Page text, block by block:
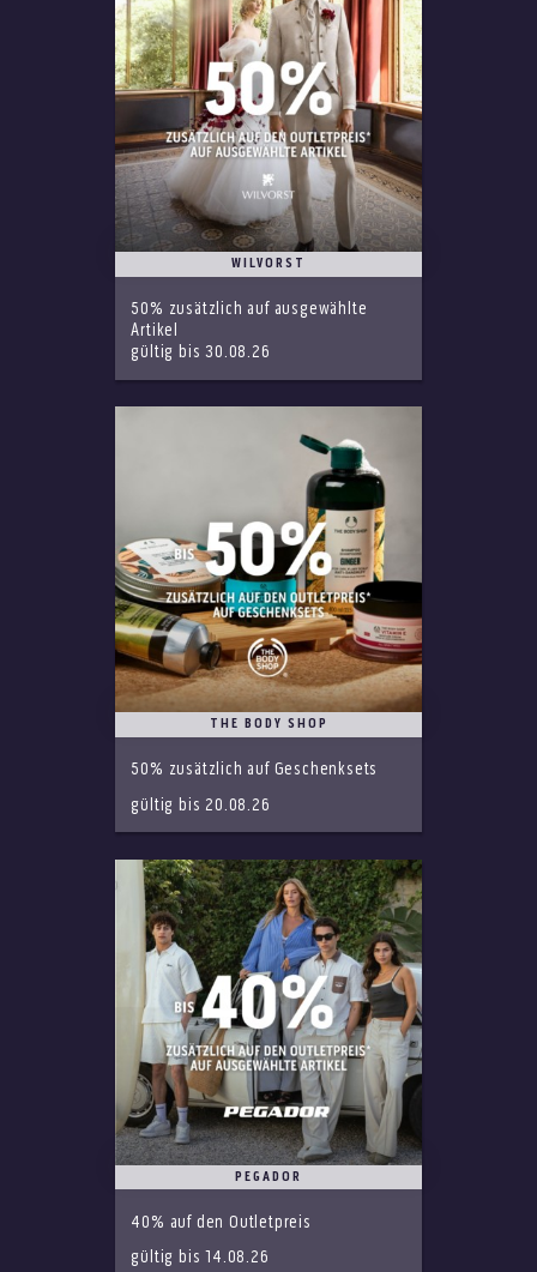
WILVORST
50% zusätzlich auf ausgewählte
Artikel
gültig bis 30.08.26
THE BODY SHOP
50% zusätzlich auf Geschenksets
gültig bis 20.08.26
PEGADOR
40% auf den Outletpreis
gültig bis 14.08.26